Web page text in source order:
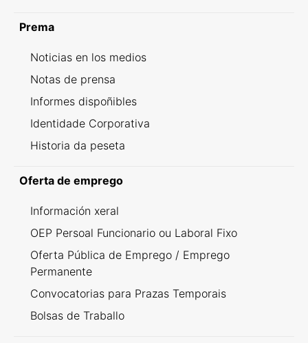
Prema
Noticias en los medios
Notas de prensa
Informes dispoñibles
Identidade Corporativa
Historia da peseta
Oferta de emprego
Información xeral
OEP Persoal Funcionario ou Laboral Fixo
Oferta Pública de Emprego / Emprego
Permanente
Convocatorias para Prazas Temporais
Bolsas de Traballo